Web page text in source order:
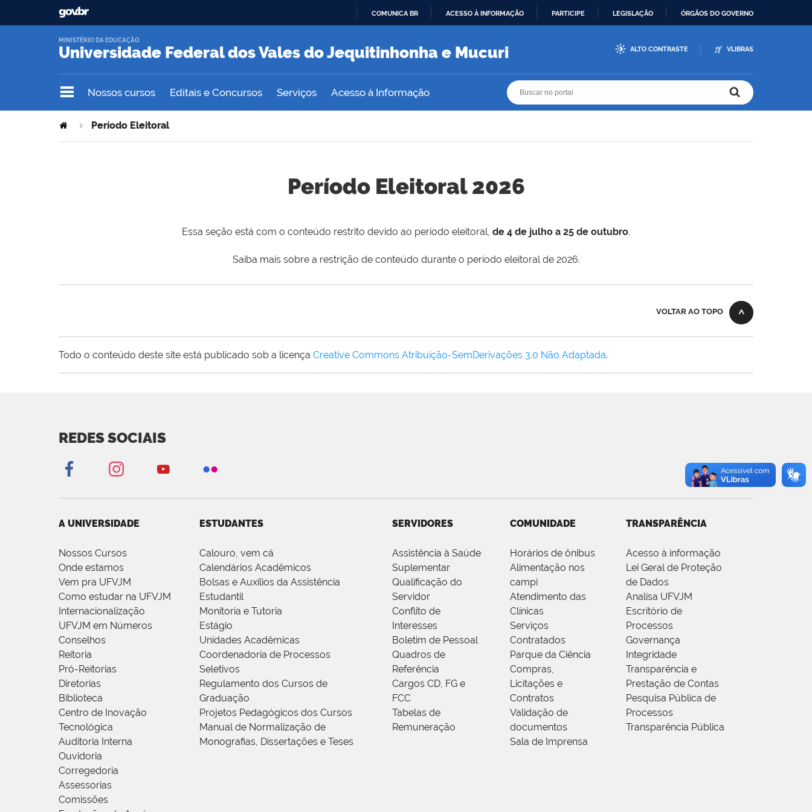
O
COMUNICA BR ACESSO À INFORMAÇÃO PARTICIPE LEGISLAÇÃO ÓRGÃOS DO GOVERNO
Universidade Federal dos Vales do Jequitinhonha e Mucuri
MINISTÉRIO DA EDUCAÇÃO
ALTO CONTRASTE VLIBRAS
Nossos cursos Editais e Concursos Serviços Acesso à Informação
Período Eleitoral
Período Eleitoral 2026
Essa seção está com o conteúdo restrito devido ao período eleitoral, de 4 de julho a 25 de outubro.
Saiba mais sobre a restrição de conteúdo durante o período eleitoral de 2026.
VOLTAR AO TOPO
Todo o conteúdo deste site está publicado sob a licença Creative Commons Atribuição-SemDerivações 3.0 Não Adaptada.
REDES SOCIAIS
A UNIVERSIDADE
Nossos Cursos
Onde estamos
Vem pra UFVJM
Como estudar na UFVJM
Internacionalização
UFVJM em Números
Conselhos
Reitoria
Pró-Reitorias
Diretorias
Biblioteca
Centro de Inovação
Tecnológica
Auditoria Interna
Ouvidoria
Corregedoria
Assessorias
Comissões
ESTUDANTES
Calouro, vem cá
Calendários Acadêmicos
Bolsas e Auxílios da Assistência
Estudantil
Monitoria e Tutoria
Estágio
Unidades Acadêmicas
Coordenadoria de Processos
Seletivos
Regulamento dos Cursos de
Graduação
Projetos Pedagógicos dos Cursos
Manual de Normalização de
Monografias, Dissertações e Teses
SERVIDORES
Assistência à Saúde
Suplementar
Qualificação do
Servidor
Conflito de
Interesses
Boletim de Pessoal
Quadros de
Referência
Cargos CD, FG e
FCC
Tabelas de
Remuneração
COMUNIDADE
Horários de ônibus
Alimentação nos
campi
Atendimento das
Clínicas
Serviços
Contratados
Parque da Ciência
Compras,
Licitações e
Contratos
Validação de
documentos
Sala de Imprensa
TRANSPARÊNCIA
Acesso à informação
Lei Geral de Proteção
de Dados
Analisa UFVJM
Escritório de
Processos
Governança
Integridade
Transparência e
Prestação de Contas
Pesquisa Pública de
Processos
Transparência Pública